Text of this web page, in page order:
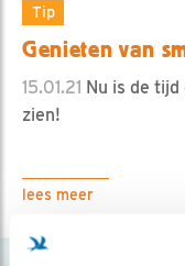
Tip
Genieten van
15.01.21 Nu is de
zien!
lees meer